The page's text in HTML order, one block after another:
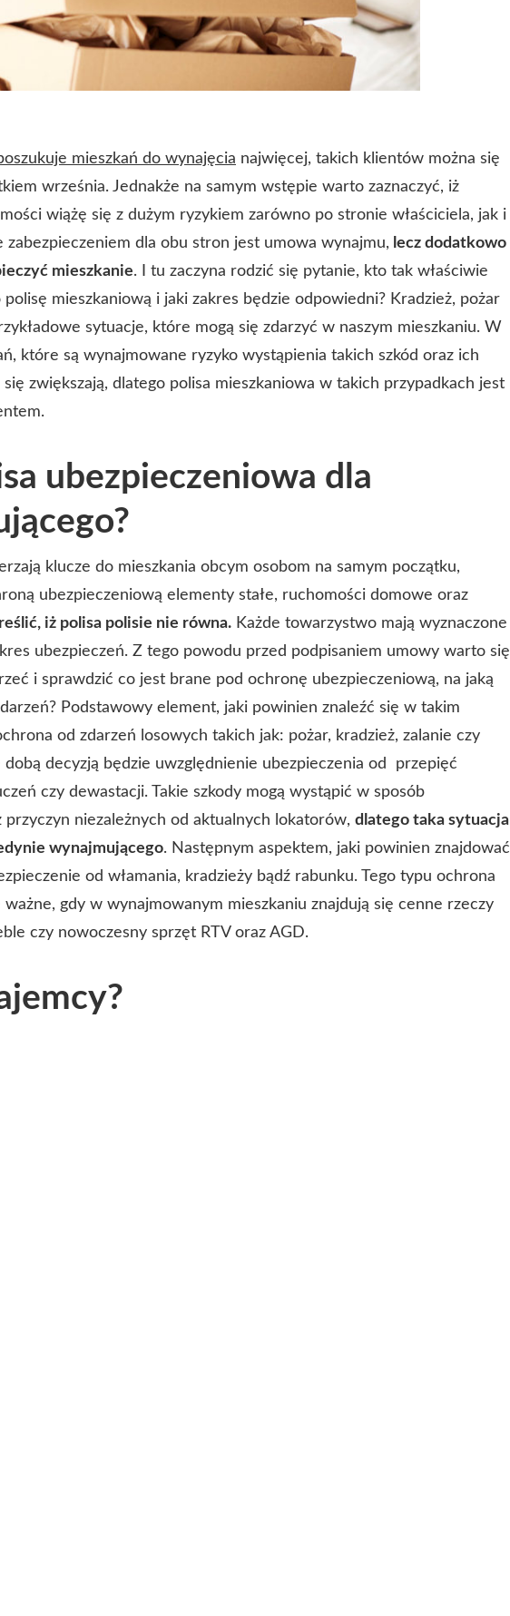
mieszkań do wynajęcia najwięcej, takich klientów można się
września. Jednakże na samym wstępie warto zaznaczyć, iż
wiążę się z dużym ryzykiem zarówno po stronie właściciela, jak i
zabezpieczeniem dla obu stron jest umowa wynajmu, lecz dodatkowo
mieszkanie. I tu zaczyna rodzić się pytanie, kto tak właściwie
mieszkaniową i jaki zakres będzie odpowiedni? Kradzież, pożar
sytuacje, które mogą się zdarzyć w naszym mieszkaniu. W
które są wynajmowane ryzyko wystąpienia takich szkód oraz ich
zwiększają, dlatego polisa mieszkaniowa w takich przypadkach jest
ubezpieczeniowa dla
klucze do mieszkania obcym osobom na samym początku,
ubezpieczeniową elementy stałe, ruchomości domowe oraz
iż polisa polisie nie równa. Każde towarzystwo mają wyznaczone
ubezpieczeń. Z tego powodu przed podpisaniem umowy warto się
i sprawdzić co jest brane pod ochronę ubezpieczeniową, na jaką
Podstawowy element, jaki powinien znaleźć się w takim
od zdarzeń losowych takich jak: pożar, kradzież, zalanie czy
dobą decyzją będzie uwzględnienie ubezpieczenia od przepięć
czy dewastacji. Takie szkody mogą wystąpić w sposób
przyczyn niezależnych od aktualnych lokatorów, dlatego taka sytuacja
wynajmującego. Następnym aspektem, jaki powinien znajdować
od włamania, kradzieży bądź rabunku. Tego typu ochrona
ważne, gdy w wynajmowanym mieszkaniu znajdują się cenne rzeczy
czy nowoczesny sprzęt RTV oraz AGD.